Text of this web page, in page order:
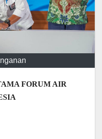
FORUM AIR